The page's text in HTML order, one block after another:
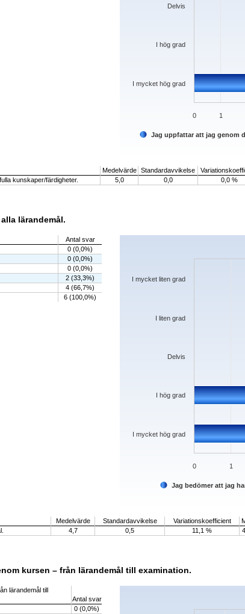
Jag uppfattar att jag genom
I mycket hög grad
I hög grad
Delvis
0 1
Medelvärde
Standardavvikelse
kunskaper/färdigheter.
5,0 0,0 0,0 %
lärandemål.
Antal svar
0 (0,0%)
0 (0,0%)
0 (0,0%)
2 (33,3%)
4 (66,7%)
6 (100,0%)
Chart
The chart has 1 X axis displaying
Jag bedömer att jag
I mycket hög grad
I hög grad
Delvis
I liten grad
I mycket liten grad
0 1
Medelvärde
Standardavvikelse Variationskoefficient
4,7 0,5 11,1 %
kursen – från lärandemål till examination.
lärandemål till
Antal svar
0 (0,0%)
Chart
The chart has 1 X axis displaying